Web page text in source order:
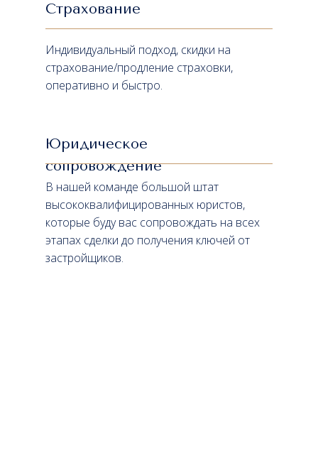
Страхование
Индивидуальный подход, скидки на
страхование/продление страховки,
оперативно и быстро.
Юридическое
сопровождение
В нашей команде большой штат
высококвалифицированных юристов,
которые буду вас сопровождать на всех
этапах сделки до получения ключей от
застройщиков.